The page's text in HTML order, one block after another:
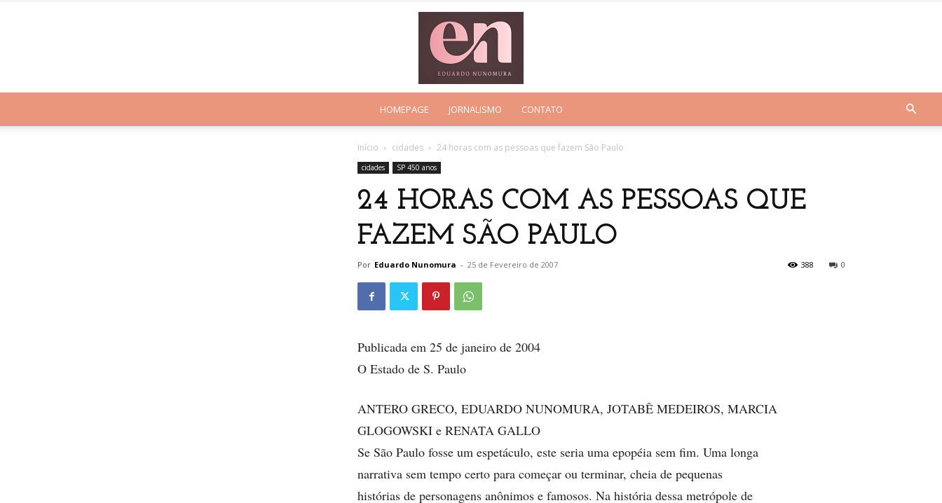
Eduardo
Nunomura
HOMEPAGE JORNALISMO CONTATO
Início cidades 24 horas com as pessoas que fazem São Paulo
cidades SP 450 anos
24 HORAS COM AS PESSOAS QUE
FAZEM SÃO PAULO
Por Eduardo Nunomura - 25 de Fevereiro de 2007 0
388
Publicada em 25 de janeiro de 2004
O Estado de S. Paulo
ANTERO GRECO, EDUARDO NUNOMURA, JOTABÊ MEDEIROS, MARCIA
GLOGOWSKI e RENATA GALLO
Se São Paulo fosse um espetáculo, este seria uma epopéia sem fim. Uma longa
narrativa sem tempo certo para começar ou terminar, cheia de pequenas
histórias de personagens anônimos e famosos. Na história dessa metrópole de